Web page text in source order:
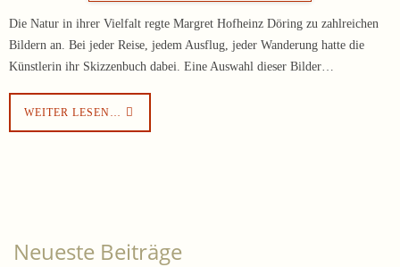
Die Natur in ihrer Vielfalt regte Margret Hofheinz Döring zu zahlreichen
Bildern an. Bei jeder Reise, jedem Ausflug, jeder Wanderung hatte die
Künstlerin ihr Skizzenbuch dabei. Eine Auswahl dieser Bilder…
WEITER LESEN…
Neueste Beiträge